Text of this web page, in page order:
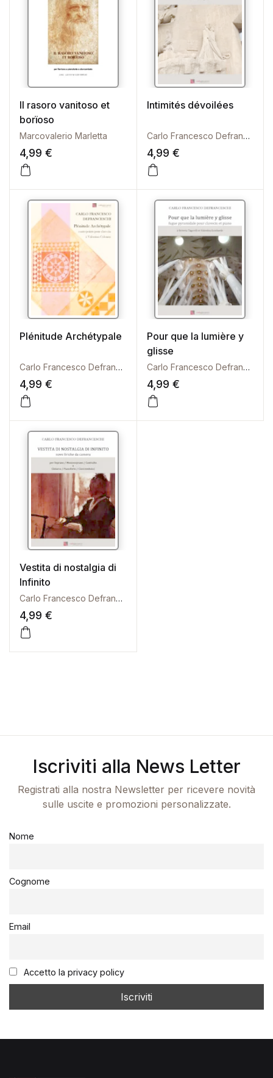
Il rasoro vanitoso et
borïoso
Marcovalerio Marletta
4,99 €
Intimités dévoilées
Carlo Francesco Defranceschi
4,99 €
Plénitude Archétypale
Carlo Francesco Defranceschi
4,99 €
Pour que la lumière y
glisse
Carlo Francesco Defranceschi
4,99 €
Vestita di nostalgia di
Infinito
Carlo Francesco Defranceschi
4,99 €
Iscriviti alla News Letter
Registrati alla nostra Newsletter per ricevere novità
sulle uscite e promozioni personalizzate.
Nome
Cognome
Email
Accetto la privacy policy